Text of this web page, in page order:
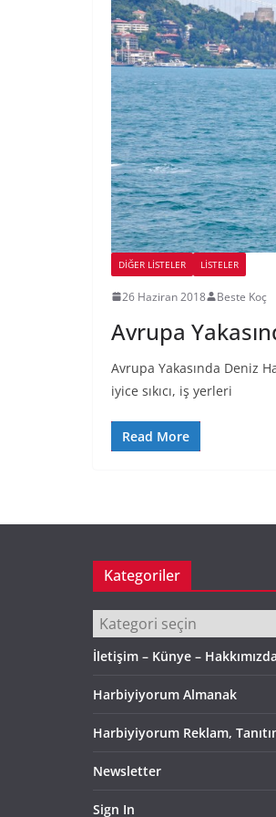
DIĞER LISTELER LİSTELER
26 Haziran 2018 Beste Koç
Avrupa
Avrupa Yakasında Deniz
iyice sıkıcı, iş yerleri
Read More
Kategoriler
Kategoriler
İletişim – Künye – Hakkımızda
Harbiyiyorum Almanak
Harbiyiyorum Reklam,
Newsletter
Sign In